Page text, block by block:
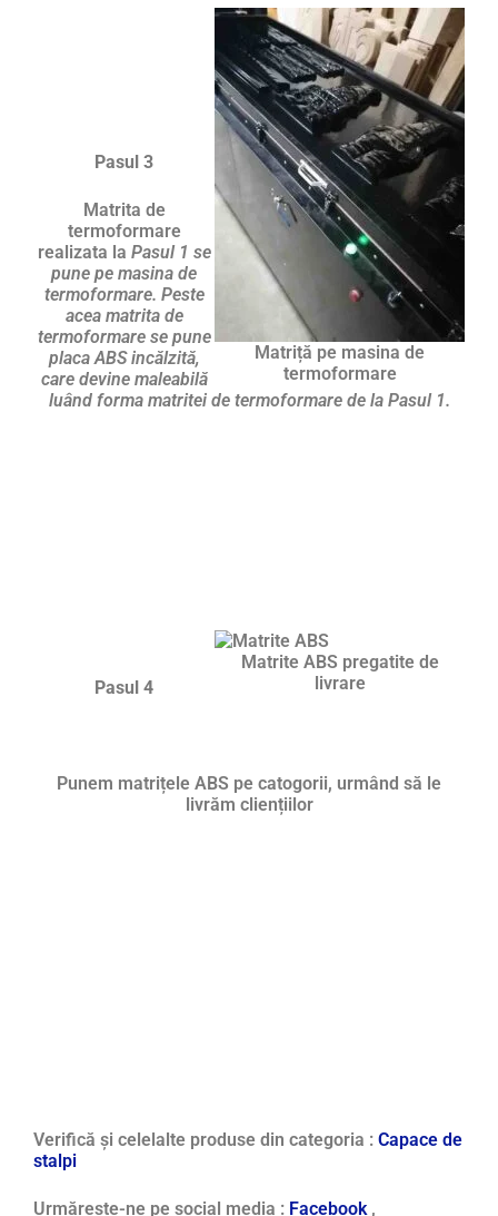
Matriță pe masina de
termoformare
Pasul 3
Matrita de
termoformare
realizata la Pasul 1 se
pune pe masina de
termoformare. Peste
acea matrita de
termoformare se pune
placa ABS incălzită,
care devine maleabilă
luând forma matritei de termoformare de la Pasul 1.
Matrite ABS pregatite de
livrare
Pasul 4
Punem matrițele ABS pe catogorii, urmând să le
livrăm cliențiilor
Verifică și celelalte produse din categoria : Capace de
stalpi
Urmărește-ne pe social media : Facebook ,